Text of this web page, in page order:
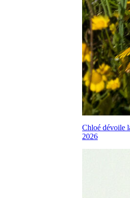
Chloé dévoile
2026